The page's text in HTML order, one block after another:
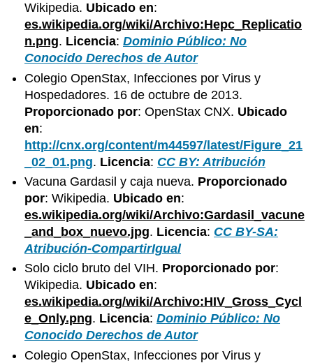
Wikipedia. Ubicado en:
es.wikipedia.org/wiki/Archivo:Hepc_Replicatio
n.png. Licencia:Dominio Público: No
Conocido Derechos de Autor
Colegio OpenStax, Infecciones por Virus y
Hospedadores. 16 de octubre de 2013.
Proporcionado por: OpenStax CNX. Ubicado
en:
http://cnx.org/content/m44597/latest/Figure_21
_02_01.png. Licencia: CC BY: Atribución
Vacuna Gardasil y caja nueva. Proporcionado
por: Wikipedia. Ubicado en:
es.wikipedia.org/wiki/Archivo:Gardasil_vacune
_and_box_nuevo.jpg. Licencia: CC BY-SA:
Atribución-CompartirIgual
Solo ciclo bruto del VIH. Proporcionado por:
Wikipedia. Ubicado en:
es.wikipedia.org/wiki/Archivo:HIV_Gross_Cycl
e_Only.png. Licencia:Dominio Público: No
Conocido Derechos de Autor
Colegio OpenStax, Infecciones por Virus y